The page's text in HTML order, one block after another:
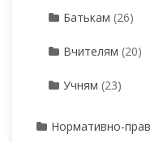
Батькам (26)
Вчителям (20)
Учням (23)
Нормативно-